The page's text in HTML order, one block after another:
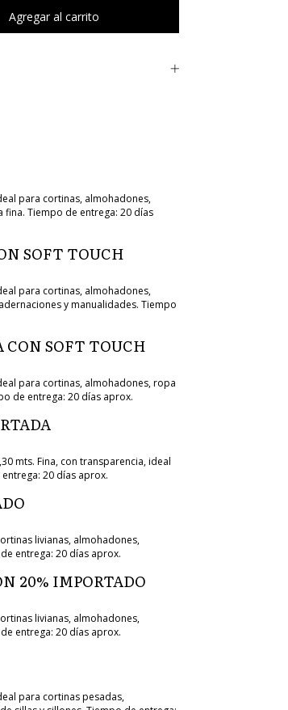
para cortinas, almohadones,
Tiempo de entrega: 20 días
SOFT TOUCH
para cortinas, almohadones,
y manualidades. Tiempo
CON SOFT TOUCH
para cortinas, almohadones, ropa
de entrega: 20 días aprox.
mts. Fina, con transparencia, ideal
20 días aprox.
livianas, almohadones,
entrega: 20 días aprox.
20% IMPORTADO
livianas, almohadones,
entrega: 20 días aprox.
para cortinas pesadas,